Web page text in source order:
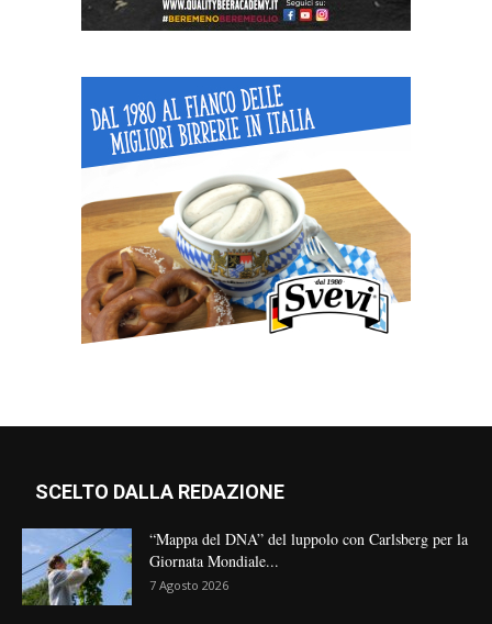
SCELTO DALLA REDAZIONE
“Mappa del DNA” del luppolo con Carlsberg per la
Giornata Mondiale...
7 Agosto 2026